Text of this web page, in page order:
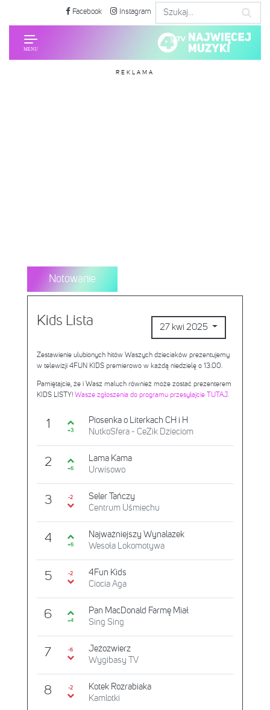
Facebook Instagram
REKLAMA
Notowanie
Kids Lista 27 kwi 2025
Zestawienie ulubionych hitów Waszych dzieciaków prezentujemy
w telewizji 4FUN KIDS premierowo w każdą niedzielę o 13.00.
Pamiętajcie, że i Wasz maluch również może zostać prezenterem
KIDS LISTY! Wasze zgłoszenia do programu przesyłajcie TUTAJ.
1 +3
Piosenka o Literkach CH i H
NutkoSfera - CeZik Dzieciom
2 +5
Lama Kama
Urwisowo
3 -2
Seler Tańczy
Centrum Uśmiechu
4 +5
Najważniejszy Wynalazek
Wesoła Lokomotywa
5 -2
4Fun Kids
Ciocia Aga
6 +4
Pan MacDonald Farmę Miał
Sing Sing
7 -5
Jeżozwierz
Wygibasy TV
8 -2
Kotek Rozrabiaka
Kamlotki